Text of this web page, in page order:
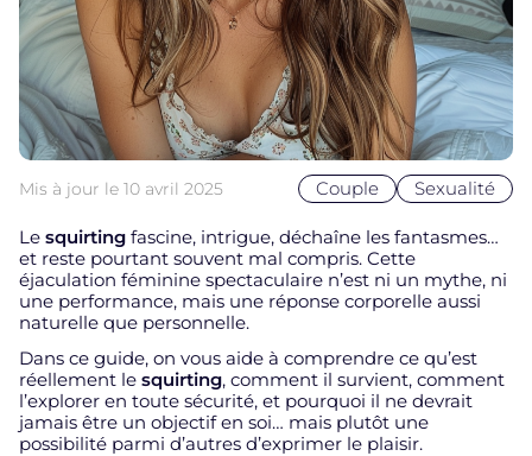
Mis à jour le 10 avril 2025 Couple Sexualité
Le squirting fascine, intrigue, déchaîne les fantasmes…
et reste pourtant souvent mal compris. Cette
éjaculation féminine spectaculaire n’est ni un mythe, ni
une performance, mais une réponse corporelle aussi
naturelle que personnelle.
Dans ce guide, on vous aide à comprendre ce qu’est
réellement le squirting, comment il survient, comment
l’explorer en toute sécurité, et pourquoi il ne devrait
jamais être un objectif en soi… mais plutôt une
possibilité parmi d’autres d’exprimer le plaisir.